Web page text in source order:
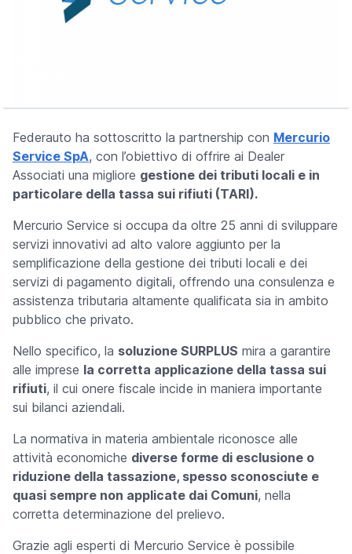
Federauto ha sottoscritto la partnership con Mercurio
Service SpA, con l’obiettivo di offrire ai Dealer
Associati una migliore gestione dei tributi locali e in
particolare della tassa sui rifiuti (TARI).
Mercurio Service si occupa da oltre 25 anni di sviluppare
servizi innovativi ad alto valore aggiunto per la
semplificazione della gestione dei tributi locali e dei
servizi di pagamento digitali, offrendo una consulenza e
assistenza tributaria altamente qualificata sia in ambito
pubblico che privato.
Nello specifico, la soluzione SURPLUS mira a garantire
alle imprese la corretta applicazione della tassa sui
rifiuti, il cui onere fiscale incide in maniera importante
sui bilanci aziendali.
La normativa in materia ambientale riconosce alle
attività economiche diverse forme di esclusione o
riduzione della tassazione, spesso sconosciute e
quasi sempre non applicate dai Comuni, nella
corretta determinazione del prelievo.
Grazie agli esperti di Mercurio Service è possibile